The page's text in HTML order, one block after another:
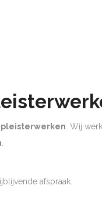
. Wij
afspraak.